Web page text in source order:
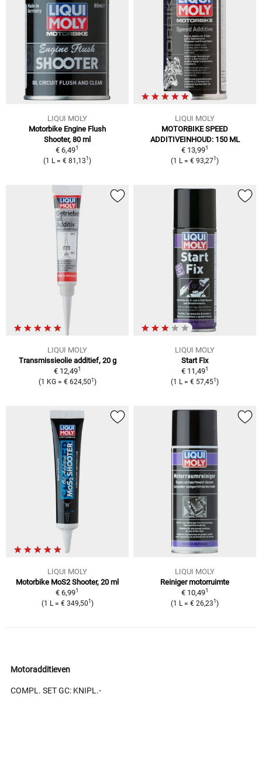
LIQUI MOLY
Motorbike Engine Flush
Shooter, 80 ml
€ 6,491
(1 L = € 81,131 )
LIQUI MOLY
MOTORBIKE SPEED
ADDITIVEINHOUD: 150 ML
€ 13,991
(1 L = € 93,271 )
LIQUI MOLY
Transmissieolie additief, 20 g
€ 12,491
(1 KG = € 624,501 )
LIQUI MOLY
Start Fix
€ 11,491
(1 L = € 57,451 )
LIQUI MOLY
Motorbike MoS2 Shooter, 20 ml
€ 6,991
(1 L = € 349,501 )
LIQUI MOLY
Reiniger motorruimte
€ 10,491
(1 L = € 26,231 )
Motoradditieven
COMPL. SET GC: KNIPL.-